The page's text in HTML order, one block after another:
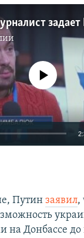
source
Путин заявил,
Донбассе до